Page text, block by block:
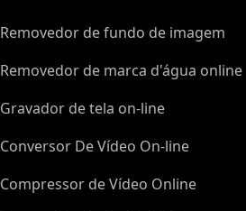
Removedor de fundo de imagem
Removedor de marca d'água online
Gravador de tela on-line
Conversor De Vídeo On-line
Compressor de Vídeo Online